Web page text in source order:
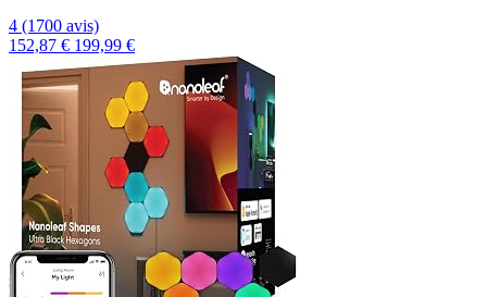
4 (1700 avis)
152,87 € 199,99 €